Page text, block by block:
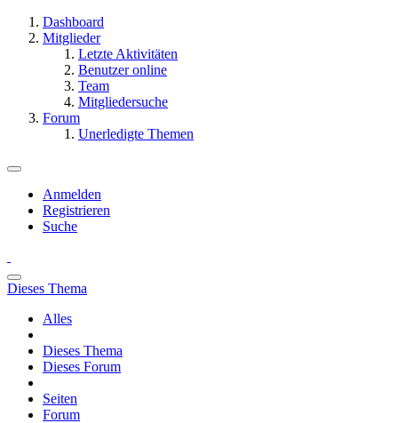
Dashboard
Mitglieder
Letzte Aktivitäten
Benutzer online
Team
Mitgliedersuche
Forum
Unerledigte Themen
Anmelden
Registrieren
Suche
Dieses Thema
Alles
Dieses Thema
Dieses Forum
Seiten
Forum